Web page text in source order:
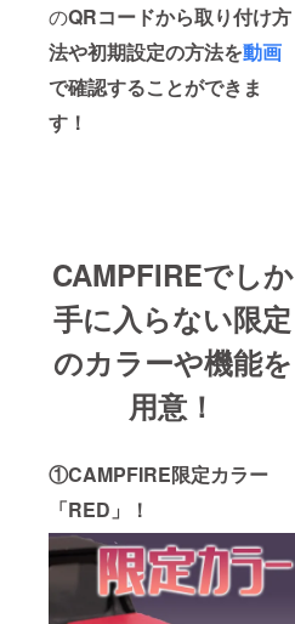
のQRコードから取り付け方
法や初期設定の方法を動画
で確認することができま
す！
CAMPFIREでしか
手に入らない限定
のカラーや機能を
用意！
①CAMPFIRE限定カラー
「RED」！